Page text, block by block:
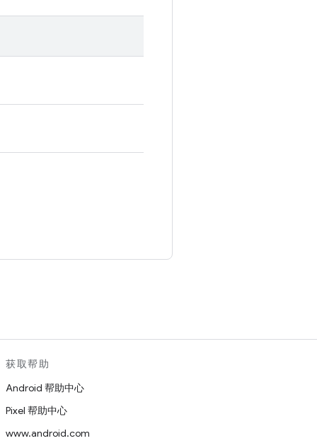
获取帮助
Android 帮助中心
Pixel 帮助中心
www.android.com